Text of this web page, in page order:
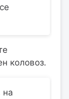
коловоз.
на